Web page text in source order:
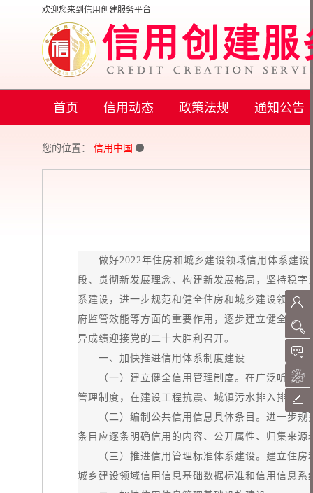
欢迎您来到信用创建服务平台
首页 信用动态 政策法规 通知公告
您的位置： 信用中国
做好2022年住房和城乡建设领域信用体系建设
段、贯彻新发展理念、构建新发展格局，坚持稳
系建设，进一步规范和健全住房和城乡建设领域
府监管效能等方面的重要作用，逐步建立健全信
异成绩迎接党的二十大胜利召开。
一、加快推进信用体系制度建设
（一）建立健全信用管理制度。在广泛听取各
管理制度，在建设工程抗震、城镇污水排入排水
（二）编制公共信用信息具体条目。进一步规
条目应逐条明确信用的内容、公开属性、归集来源
（三）推进信用管理标准体系建设。建立住房
城乡建设领域信用信息基础数据标准和信用信息